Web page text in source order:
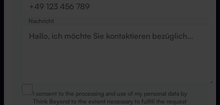
Nachricht
I consent to the processing and use of my personal data by
Think Beyond to the extent necessary to fulfill the request